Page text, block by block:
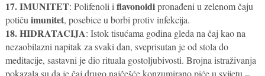
17. IMUNITET: Polifenoli i flavonoidipronađeni u zelenom čaju
potiču imunitet, posebice u borbi protiv infekcija.
18. HIDRATACIJA: Istok tisućama godina gleda na čaj kao na
nezaobilazni napitak za svaki dan, sveprisutan je od stola do
meditacije, sastavni je dio rituala gostoljubivosti. Brojna istraživanja
pokazala su da je čaj drugo najčešće konzumirano piće u svijetu –